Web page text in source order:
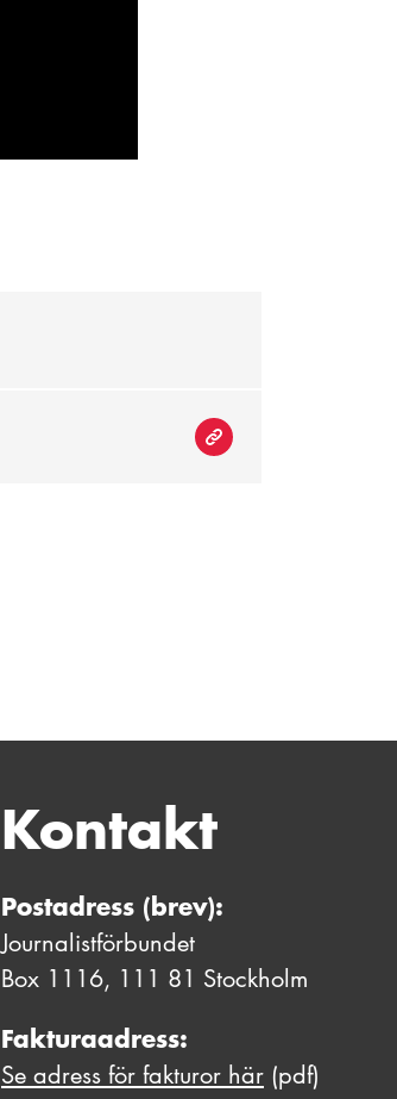
Kontakt
Postadress (brev):
Journalistförbundet
Box 1116, 111 81 Stockholm
Fakturaadress:
Se adress för fakturor här (pdf)